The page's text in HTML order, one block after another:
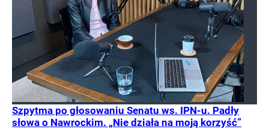
Szpytma po głosowaniu Senatu ws. IPN-u. Padły
słowa o Nawrockim. „Nie działa na moją korzyść”